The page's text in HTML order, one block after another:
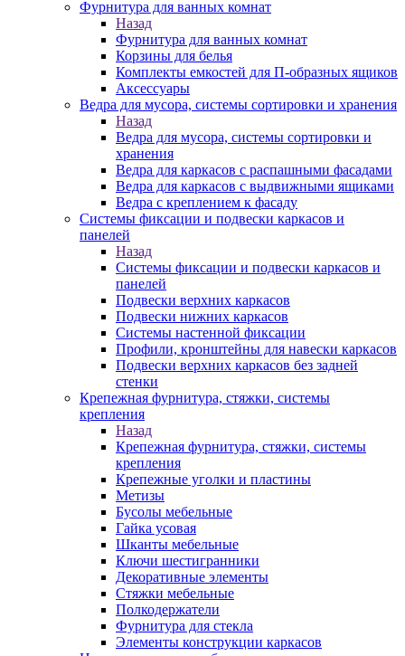
Фурнитура для ванных комнат
Назад
Фурнитура для ванных комнат
Корзины для белья
Комплекты емкостей для П-образных ящиков
Аксессуары
Ведра для мусора, системы сортировки и хранения
Назад
Ведра для мусора, системы сортировки и
хранения
Ведра для каркасов с распашными фасадами
Ведра для каркасов с выдвижными ящиками
Ведра с креплением к фасаду
Системы фиксации и подвески каркасов и
панелей
Назад
Системы фиксации и подвески каркасов и
панелей
Подвески верхних каркасов
Подвески нижних каркасов
Системы настенной фиксации
Профили, кронштейны для навески каркасов
Подвески верхних каркасов без задней
стенки
Крепежная фурнитура, стяжки, системы
крепления
Назад
Крепежная фурнитура, стяжки, системы
крепления
Крепежные уголки и пластины
Метизы
Бусолы мебельные
Гайка усовая
Шканты мебельные
Ключи шестигранники
Декоративные элементы
Стяжки мебельные
Полкодержатели
Фурнитура для стекла
Элементы конструкции каркасов